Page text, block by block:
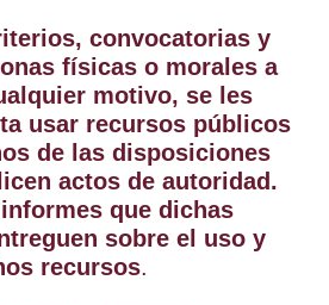
convocatorias y
físicas o morales a
motivo, se les
usar recursos públicos
de las disposiciones
actos de autoridad.
que dichas
sobre el uso y
recursos.